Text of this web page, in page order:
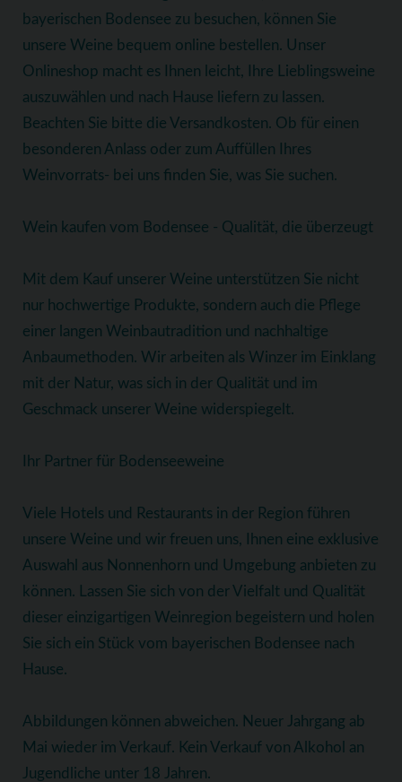
bayerischen Bodensee zu besuchen, können Sie
unsere Weine bequem online bestellen. Unser
Onlineshop macht es Ihnen leicht, Ihre Lieblingsweine
auszuwählen und nach Hause liefern zu lassen.
Beachten Sie bitte die Versandkosten. Ob für einen
besonderen Anlass oder zum Auffüllen Ihres
Weinvorrats- bei uns finden Sie, was Sie suchen.
Wein kaufen vom Bodensee - Qualität, die überzeugt
Mit dem Kauf unserer Weine unterstützen Sie nicht
nur hochwertige Produkte, sondern auch die Pflege
einer langen Weinbautradition und nachhaltige
Anbaumethoden. Wir arbeiten als Winzer im Einklang
mit der Natur, was sich in der Qualität und im
Geschmack unserer Weine widerspiegelt.
Ihr Partner für Bodenseeweine
Viele Hotels und Restaurants in der Region führen
unsere Weine und wir freuen uns, Ihnen eine exklusive
Auswahl aus Nonnenhorn und Umgebung anbieten zu
können. Lassen Sie sich von der Vielfalt und Qualität
dieser einzigartigen Weinregion begeistern und holen
Sie sich ein Stück vom bayerischen Bodensee nach
Hause.
Abbildungen können abweichen. Neuer Jahrgang ab
Mai wieder im Verkauf. Kein Verkauf von Alkohol an
Jugendliche unter 18 Jahren.